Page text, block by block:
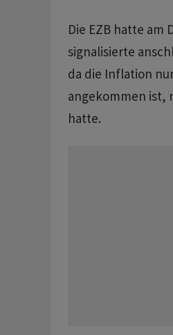
Die EZB hatte am
signalisierte
da die Inflation
angekommen ist,
hatte.